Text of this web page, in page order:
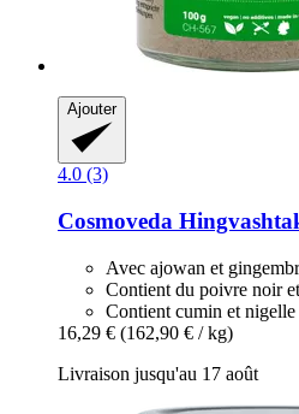
Ajouter
4.0 (3)
Cosmoveda
Avec ajowan et
Contient du poivre noir
Contient cumin et nigelle
16,29 € (162,90 € / kg)
Livraison jusqu'au 17 août